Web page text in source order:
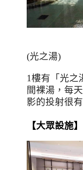
(光之湯)
1樓有「光之
間裸湯，每
影的投射很
【大眾設施】